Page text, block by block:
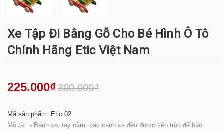
Xe Tập Đi Bằng Gỗ Cho Bé Hình Ô Tô
Chính Hãng Etic Việt Nam
225.000₫300.000₫
Mã sản phẩm: Etic 02
Mô tả: - Bánh xe, tay cầm, các cạnh xe đều được tiện tròn để bảo